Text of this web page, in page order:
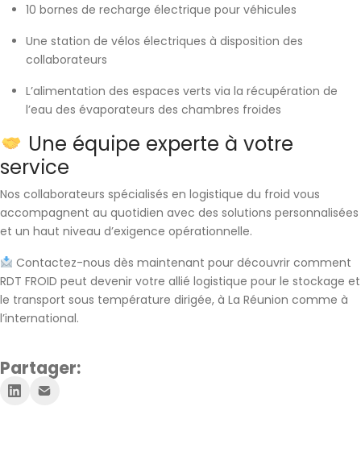
10 bornes de recharge électrique pour véhicules
Une station de vélos électriques à disposition des
collaborateurs
L’alimentation des espaces verts via la récupération de
l’eau des évaporateurs des chambres froides
Une équipe experte à votre
service
Nos collaborateurs spécialisés en logistique du froid vous
accompagnent au quotidien avec des solutions personnalisées
et un haut niveau d’exigence opérationnelle.
Contactez-nous dès maintenant pour découvrir comment
RDT FROID peut devenir votre allié logistique pour le stockage et
le transport sous température dirigée, à La Réunion comme à
l’international.
Partager: